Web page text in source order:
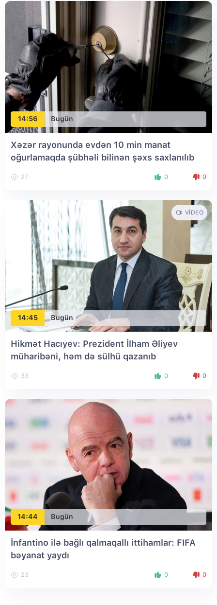
14:56 Bugün
Xəzər rayonunda evdən 10 min manat
oğurlamaqda şübhəli bilinən şəxs saxlanılıb
27 0 0
14:45 Bugün
VIDEO
Hikmət Hacıyev: Prezident İlham Əliyev
müharibəni, həm də sülhü qazanıb
33 0 0
14:44 Bugün
İnfantino ilə bağlı qalmaqallı ittihamlar: FIFA
bəyanat yaydı
23 0 0